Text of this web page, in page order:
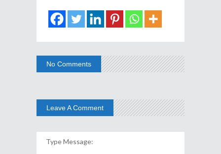
No Comments
Leave A Comment